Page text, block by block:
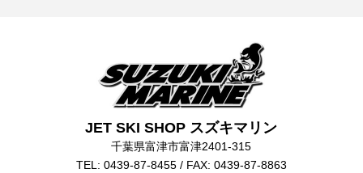
JET SKI SHOP スズキマリン
千葉県富津市富津2401-315
TEL: 0439-87-8455 / FAX: 0439-87-8863